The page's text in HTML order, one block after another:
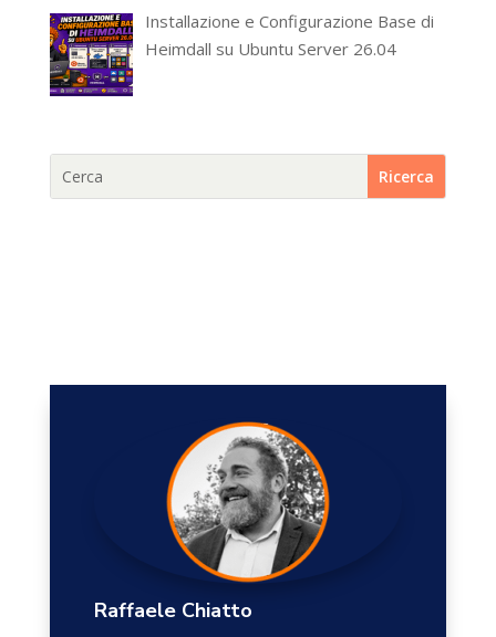
Installazione e Configurazione Base di
Heimdall su Ubuntu Server 26.04
Raffaele Chiatto